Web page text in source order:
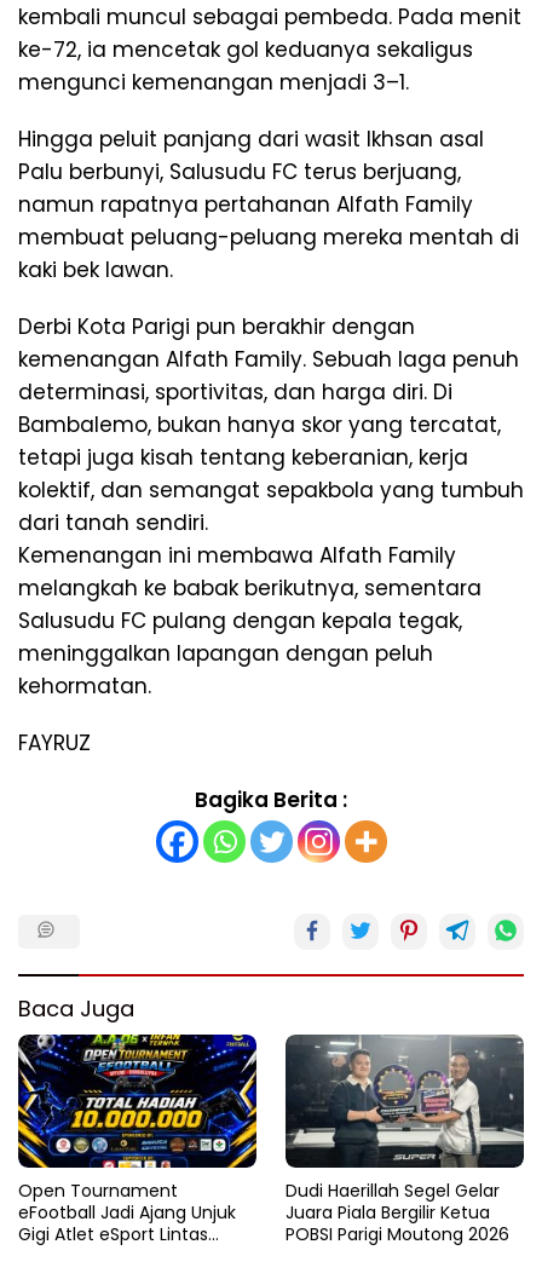
kembali muncul sebagai pembeda. Pada menit
ke-72, ia mencetak gol keduanya sekaligus
mengunci kemenangan menjadi 3–1.
Hingga peluit panjang dari wasit Ikhsan asal
Palu berbunyi, Salusudu FC terus berjuang,
namun rapatnya pertahanan Alfath Family
membuat peluang-peluang mereka mentah di
kaki bek lawan.
Derbi Kota Parigi pun berakhir dengan
kemenangan Alfath Family. Sebuah laga penuh
determinasi, sportivitas, dan harga diri. Di
Bambalemo, bukan hanya skor yang tercatat,
tetapi juga kisah tentang keberanian, kerja
kolektif, dan semangat sepakbola yang tumbuh
dari tanah sendiri.
Kemenangan ini membawa Alfath Family
melangkah ke babak berikutnya, sementara
Salusudu FC pulang dengan kepala tegak,
meninggalkan lapangan dengan peluh
kehormatan.
FAYRUZ
Bagika Berita :
Baca Juga
Open Tournament
eFootball Jadi Ajang Unjuk
Gigi Atlet eSport Lintas
Dudi Haerillah Segel Gelar
Juara Piala Bergilir Ketua
POBSI Parigi Moutong 2026